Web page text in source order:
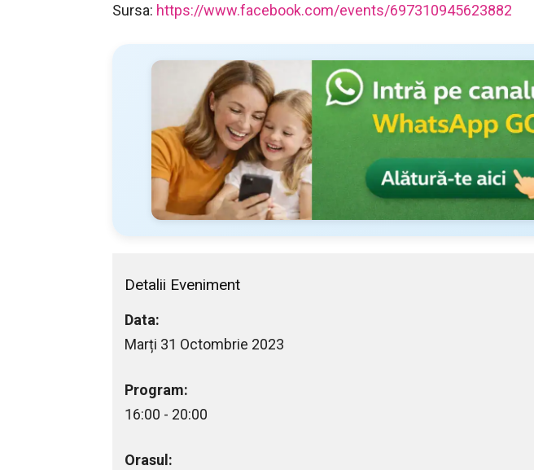
Sursa: https://www.facebook.com/events/697310945623882
Detalii Eveniment
Data:
Marți 31 Octombrie 2023
Program:
16:00 - 20:00
Orasul: